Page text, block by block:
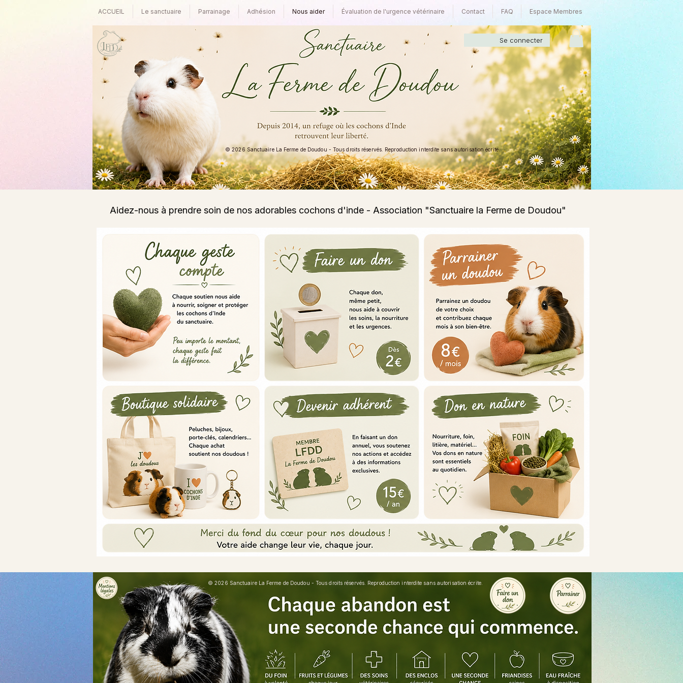
ACCUEIL Le sanctuaire Parrainage Adhésion Nous aider Évaluation de l'urgence vétérinaire Contact FAQ Espace Membres
Se connecter
© 2026 Sanctuaire La Ferme de Doudou - Tous droits réservés. Reproduction interdite sans autorisation écrite.
Aidez-nous à prendre soin de nos adorables cochons d'inde - Association "Sanctuaire la Ferme de Doudou"
© 2026 Sanctuaire La Ferme de Doudou - Tous droits réservés. Reproduction interdite sans autorisation écrite.